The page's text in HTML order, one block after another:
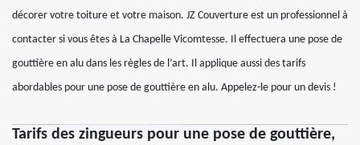
décorer votre toiture et votre maison. JZ Couverture est un professionnel à
contacter si vous êtes à La Chapelle Vicomtesse. Il effectuera une pose de
gouttière en alu dans les règles de l’art. Il applique aussi des tarifs
abordables pour une pose de gouttière en alu. Appelez-le pour un devis !
Tarifs des zingueurs pour une pose de gouttière,